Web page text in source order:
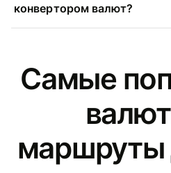
конвертором валют?
Самые
маршруты